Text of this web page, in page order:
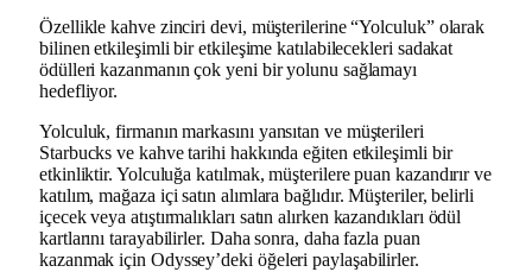
Özellikle kahve zinciri devi, müşterilerine “Yolculuk” olarak
bilinen etkileşimli bir etkileşime katılabilecekleri sadakat
ödülleri kazanmanın çok yeni bir yolunu sağlamayı
hedefliyor.
Yolculuk, firmanın markasını yansıtan ve müşterileri
Starbucks ve kahve tarihi hakkında eğiten etkileşimli bir
etkinliktir. Yolculuğa katılmak, müşterilere puan kazandırır ve
katılım, mağaza içi satın alımlara bağlıdır. Müşteriler, belirli
içecek veya atıştırmalıkları satın alırken kazandıkları ödül
kartlarını tarayabilirler. Daha sonra, daha fazla puan
kazanmak için Odyssey’deki öğeleri paylaşabilirler.